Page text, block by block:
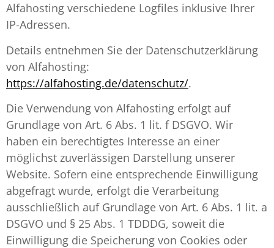
Alfahosting verschiedene Logfiles inklusive Ihrer
IP-Adressen.
Details entnehmen Sie der Datenschutzerklärung
von Alfahosting:
https://alfahosting.de/datenschutz/.
Die Verwendung von Alfahosting erfolgt auf
Grundlage von Art. 6 Abs. 1 lit. f DSGVO. Wir
haben ein berechtigtes Interesse an einer
möglichst zuverlässigen Darstellung unserer
Website. Sofern eine entsprechende Einwilligung
abgefragt wurde, erfolgt die Verarbeitung
ausschließlich auf Grundlage von Art. 6 Abs. 1 lit. a
DSGVO und § 25 Abs. 1 TDDDG, soweit die
Einwilligung die Speicherung von Cookies oder